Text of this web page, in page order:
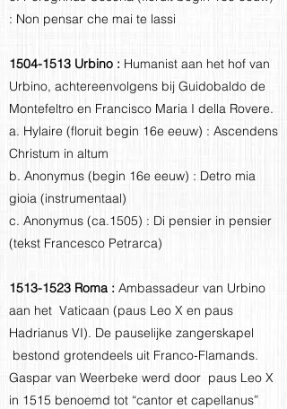
: Non pensar che mai te lassi
1504-1513 Urbino : Humanist aan het hof van
Urbino, achtereenvolgens bij Guidobaldo de
Montefeltro en Francisco Maria I della Rovere.
a. Hylaire (floruit begin 16e eeuw) : Ascendens
Christum in altum
b. Anonymus (begin 16e eeuw) : Detro mia
gioia (instrumentaal)
c. Anonymus (ca.1505) : Di pensier in pensier
(tekst Francesco Petrarca)
1513-1523 Roma : Ambassadeur van Urbino
aan het Vaticaan (paus Leo X en paus
Hadrianus VI). De pauselijke zangerskapel
bestond grotendeels uit Franco-Flamands.
Gaspar van Weerbeke werd door paus Leo X
in 1515 benoemd tot “cantor et capellanus”